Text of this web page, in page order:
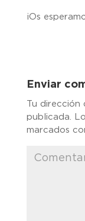
¡Os
Enviar
Tu dirección
publicada.
marcados